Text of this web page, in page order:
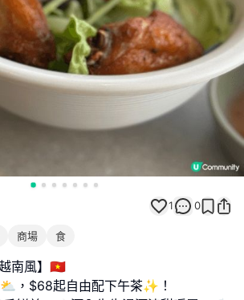
1 0
商場 食
南風】🇻🇳
，$68起自由配下午茶✨！